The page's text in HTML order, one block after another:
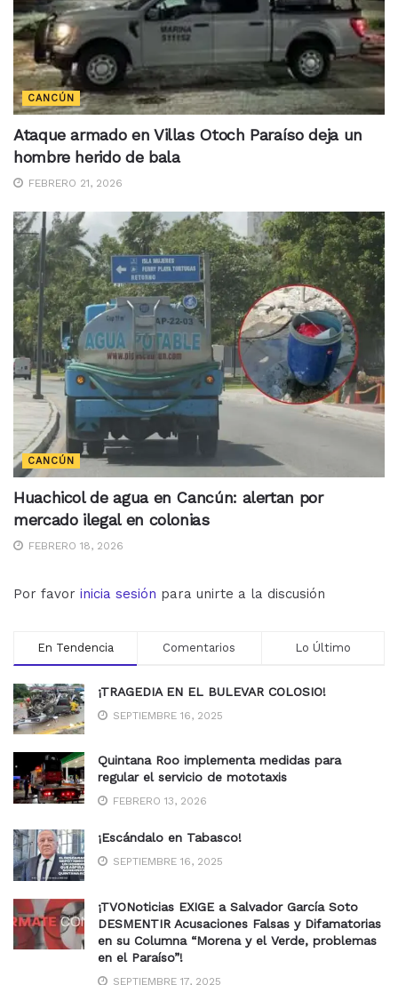
CANCÚN
Ataque armado en Villas Otoch Paraíso deja un
hombre herido de bala
FEBRERO 21, 2026
CANCÚN
Huachicol de agua en Cancún: alertan por
mercado ilegal en colonias
FEBRERO 18, 2026
Por favor inicia sesión para unirte a la discusión
En Tendencia Comentarios Lo Último
¡TRAGEDIA EN EL BULEVAR COLOSIO!
SEPTIEMBRE 16, 2025
Quintana Roo implementa medidas para
regular el servicio de mototaxis
FEBRERO 13, 2026
¡Escándalo en Tabasco!
SEPTIEMBRE 16, 2025
¡TVONoticias EXIGE a Salvador García Soto
DESMENTIR Acusaciones Falsas y Difamatorias
en su Columna “Morena y el Verde, problemas
en el Paraíso”!
SEPTIEMBRE 17, 2025